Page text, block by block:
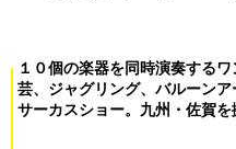
１０個の楽器を同時演奏する
芸、ジャグリング、バルーン
サーカスショー。九州・佐賀
お問